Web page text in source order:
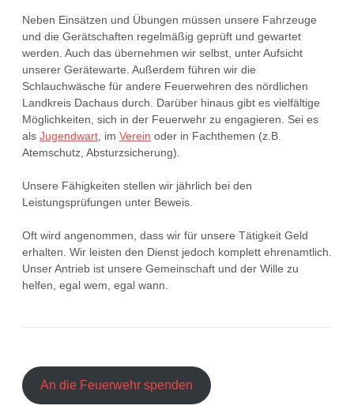
Neben Einsätzen und Übungen müssen unsere Fahrzeuge
und die Gerätschaften regelmäßig geprüft und gewartet
werden. Auch das übernehmen wir selbst, unter Aufsicht
unserer Gerätewarte. Außerdem führen wir die
Schlauchwäsche für andere Feuerwehren des nördlichen
Landkreis Dachaus durch. Darüber hinaus gibt es vielfältige
Möglichkeiten, sich in der Feuerwehr zu engagieren. Sei es
als Jugendwart , im Verein oder in Fachthemen (z.B.
Atemschutz, Absturzsicherung).
Unsere Fähigkeiten stellen wir jährlich bei den
Leistungsprüfungen unter Beweis.
Oft wird angenommen, dass wir für unsere Tätigkeit Geld
erhalten. Wir leisten den Dienst jedoch komplett ehrenamtlich.
Unser Antrieb ist unsere Gemeinschaft und der Wille zu
helfen, egal wem, egal wann.
An die Feuerwehr spenden